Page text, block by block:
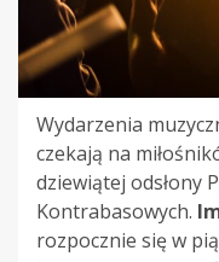
Wydarzenia
czekają na
dziewiątej odsłony
Kontrabasowych.
rozpocznie się w